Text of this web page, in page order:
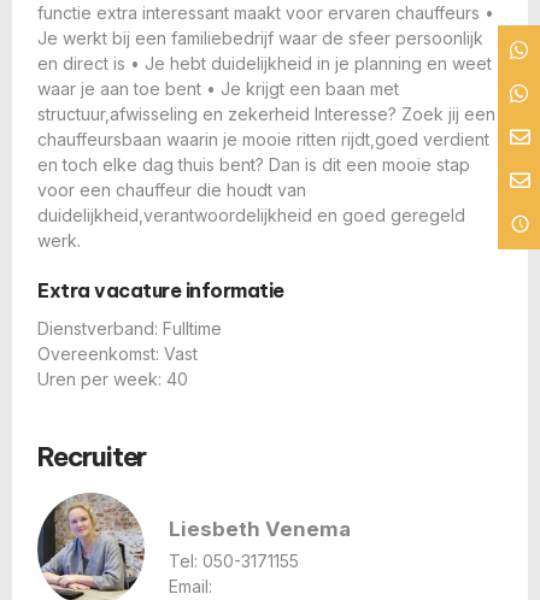
functie extra interessant maakt voor ervaren chauffeurs •
Je werkt bij een familiebedrijf waar de sfeer persoonlijk
en direct is • Je hebt duidelijkheid in je planning en weet
waar je aan toe bent • Je krijgt een baan met
structuur,afwisseling en zekerheid Interesse? Zoek jij een
chauffeursbaan waarin je mooie ritten rijdt,goed verdient
en toch elke dag thuis bent? Dan is dit een mooie stap
voor een chauffeur die houdt van
duidelijkheid,verantwoordelijkheid en goed geregeld
werk.
Extra vacature informatie
Dienstverband: Fulltime
Overeenkomst: Vast
Uren per week: 40
Recruiter
Liesbeth Venema
Tel: 050-3171155
Email: